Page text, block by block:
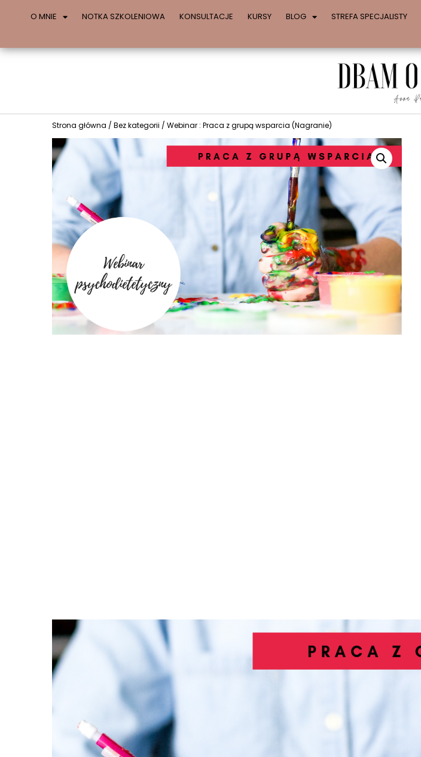
O MNIE NOTKA SZKOLENIOWA KONSULTACJE KURSY BLOG STREFA SPECJALISTY
Strona główna / Bez kategorii / Webinar : Praca z grupą wsparcia (Nagranie)